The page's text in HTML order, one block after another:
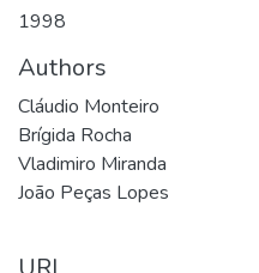
1998
Authors
Cláudio Monteiro
Brígida Rocha
Vladimiro Miranda
João Peças Lopes